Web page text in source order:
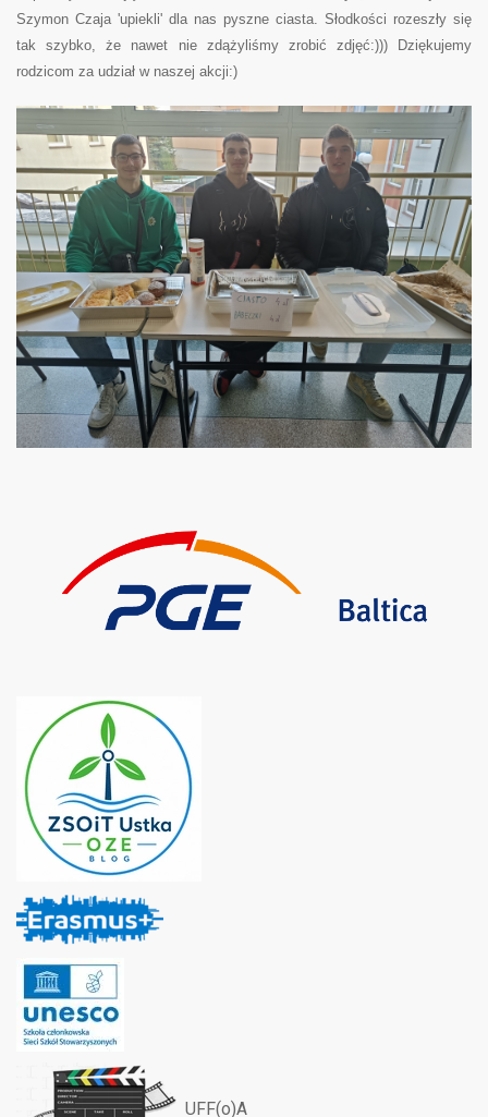
Szymon Czaja 'upiekli' dla nas pyszne ciasta. Słodkości rozeszły się
tak szybko, że nawet nie zdążyliśmy zrobić zdjęć:))) Dziękujemy
rodzicom za udział w naszej akcji:)
UFF(o)A